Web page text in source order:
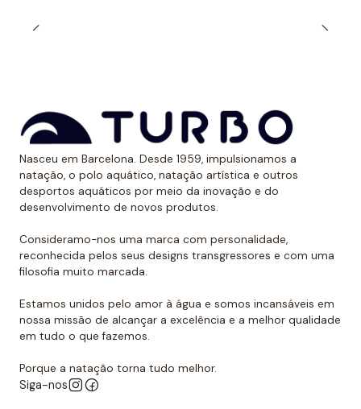
calções projetados para serem resistentes ao cloro e
muito tempo sem sofrer desgaste.
Uso recomendado de calção para
polo aquático
Da Turbo recomendamos usar o calção para praticar
polo aquático ou treinar natação. Como se encaixa
perfeitamente no corpo, dificulta que o jogador de
polo aquático seja agarrado pelos rivais, algo de vital
importância. Além disso, nossos calções não arrastam
água durante o movimento, melhorando a mobilidade
do homem que os usa. É por isso que eles podem ser
usados sem qualquer problema para natação ou
desportos aquáticos semelhantes.
Além disso, todos os calções de polo aquático têm
Nasceu em Barcelona. Desde 1959, impulsionamos a
natação, o polo aquático, natação artística e outros
desportos aquáticos por meio da inovação e do
desenvolvimento de novos produtos.
Consideramo-nos uma marca com personalidade,
reconhecida pelos seus designs transgressores e com uma
filosofia muito marcada.
Estamos unidos pelo amor à água e somos incansáveis em
nossa missão de alcançar a excelência e a melhor qualidade
em tudo o que fazemos.
Porque a natação torna tudo melhor.
Siga-nos